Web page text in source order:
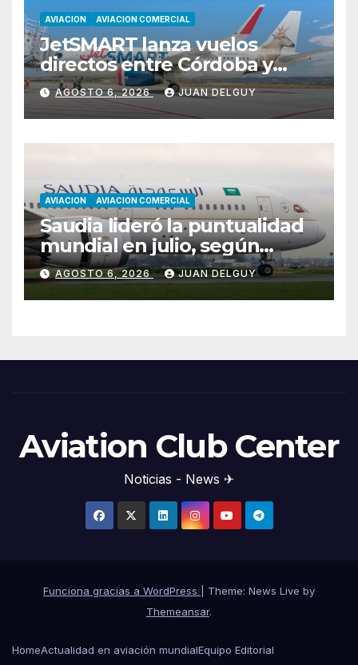
AVIACION AVIACION COMERCIAL
JetSMART lanza vuelos
directos entre Córdoba y
Florianópolis
AGOSTO 6, 2026 JUAN DELGUY
AVIACION AVIACION COMERCIAL
Saudia lideró la puntualidad
mundial en julio, según
Cirium
AGOSTO 6, 2026 JUAN DELGUY
Aviation Club Center
Noticias - News ✈
Funciona gracias a WordPress
Theme: News Live by
Themeansar.
HomeActualidad en aviación mundialEquipo Editorial